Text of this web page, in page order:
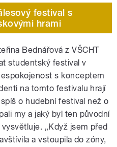
festival s
hrami
Bednářová z VŠCHT
studentský festival v
s konceptem
na tomto festivalu hrají
o hudební festival než o
my a jaký byl ten původní
„Když jsem před
a vstoupila do zóny,